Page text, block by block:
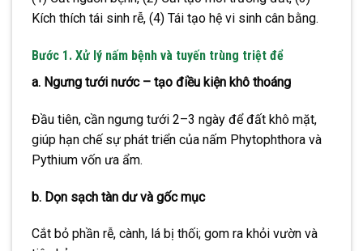
Kích thích tái sinh rễ, (4) Tái tạo hệ vi sinh cân bằng.
Bước 1. Xử lý nấm bệnh và tuyến trùng triệt để
a. Ngưng tưới nước – tạo điều kiện khô thoáng
Đầu tiên, cần ngưng tưới 2–3 ngày để đất khô mặt,
giúp hạn chế sự phát triển của nấm Phytophthora và
Pythium vốn ưa ẩm.
b. Dọn sạch tàn dư và gốc mục
Cắt bỏ phần rễ, cành, lá bị thối; gom ra khỏi vườn và